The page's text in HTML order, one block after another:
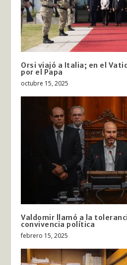
Orsi viajó a Italia; en el
por el Papa
octubre 15, 2025
Valdomir llamó a la
convivencia política
febrero 15, 2025